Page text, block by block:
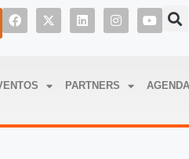
PARTNERS AGENDA